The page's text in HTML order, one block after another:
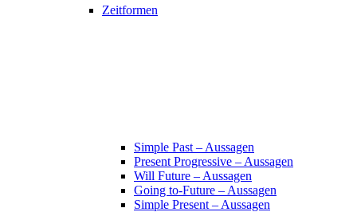
Zeitformen
Simple Past – Aussagen
Present Progressive – Aussagen
Will Future – Aussagen
Going to-Future – Aussagen
Simple Present – Aussagen